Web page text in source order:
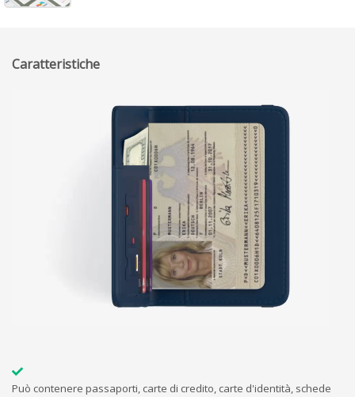
Caratteristiche
Può contenere passaporti, carte di credito, carte d'identità, schede